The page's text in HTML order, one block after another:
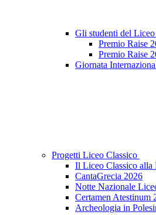
Gli studenti del
Premio Raise
Premio Raise
Giornata
Progetti Liceo Classico
Il Liceo Classico alla
CantaGrecia 2026
Notte Nazionale
Certamen Atestinum
Archeologia in